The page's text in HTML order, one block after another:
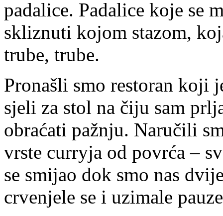
padalice. Padalice koje se
skliznuti kojom stazom,
trube, trube.
Pronašli smo restoran koji
sjeli za stol na čiju sam
obraćati pažnju. Naručili
vrste curryja od povrća –
se smijao dok smo nas
crvenjele se i uzimale